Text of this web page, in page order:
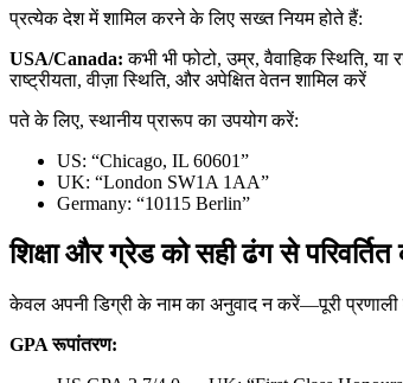
प्रत्येक देश में शामिल करने के लिए सख्त नियम होते हैं:
USA/Canada: कभी भी फोटो, उम्र, वैवाहिक स्थिति, या
राष्ट्रीयता, वीज़ा स्थिति, और अपेक्षित वेतन शामिल करें
पते के लिए, स्थानीय प्रारूप का उपयोग करें:
US: “Chicago, IL 60601”
UK: “London SW1A 1AA”
Germany: “10115 Berlin”
शिक्षा और ग्रेड को सही ढंग से
केवल अपनी डिग्री के नाम का अनुवाद न करें—पूरी प्रणाली
GPA रूपांतरण: